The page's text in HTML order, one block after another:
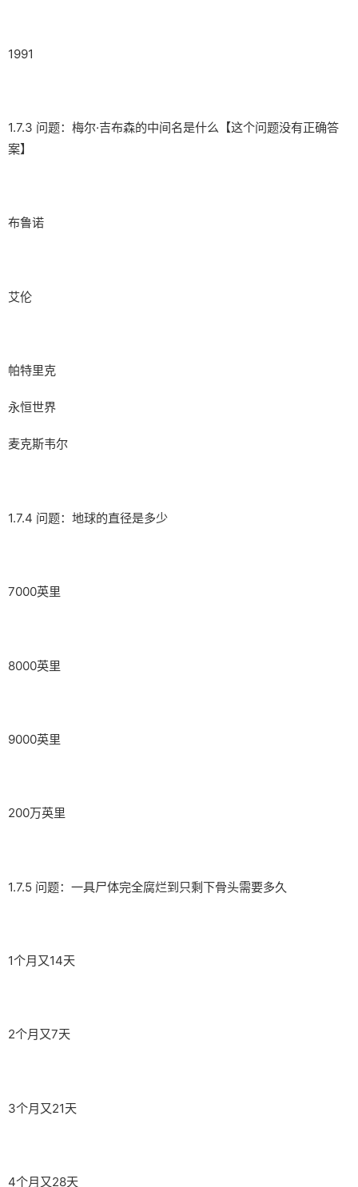
1991
1.7.3 问题：梅尔·吉布森的中间名是什么【这个问题没有正确答
案】
布鲁诺
艾伦
帕特里克
永恒世界
麦克斯韦尔
1.7.4 问题：地球的直径是多少
7000英里
8000英里
9000英里
200万英里
1.7.5 问题：一具尸体完全腐烂到只剩下骨头需要多久
1个月又14天
2个月又7天
3个月又21天
4个月又28天